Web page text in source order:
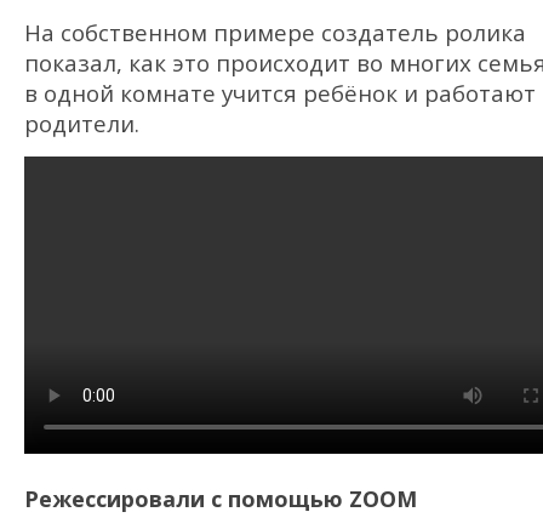
На собственном примере создатель ролика
показал, как это происходит во многих
в одной комнате учится ребёнок и работают
родители.
Режессировали с помощью ZOOM